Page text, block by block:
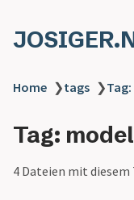
Home ❯tags ❯
Tag:
4 Dateien mit diesem